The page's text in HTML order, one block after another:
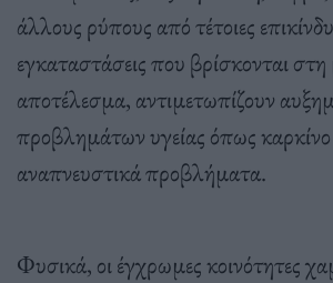
άλλους ρύπους από τέτοιες
εγκαταστάσεις που βρίσκονται
αποτέλεσμα, αντιμετωπίζουν
προβλημάτων υγείας όπως καρκίνο
αναπνευστικά προβλήματα.
Φυσικά, οι έγχρωμες κοινότητες